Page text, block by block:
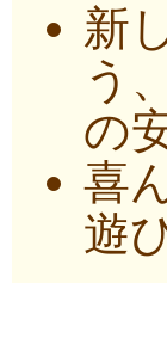
新
う
の
喜
遊